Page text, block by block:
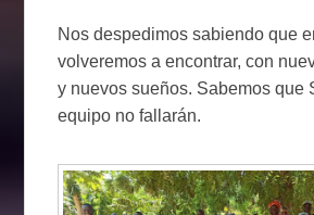
Nos despedimos sabiendo que
volveremos a encontrar, con
y nuevos sueños. Sabemos que
equipo no fallarán.